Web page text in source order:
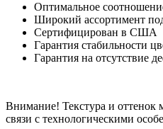
Оптимальное
Широкий ассортимент
Сертифицирован в США
Гарантия стабильности
Гарантия на отсутствие
Внимание! Текстура и оттенок
связи с технологическими